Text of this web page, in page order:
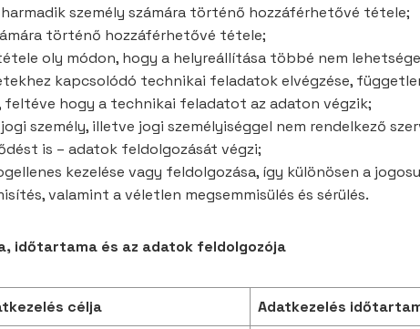
személy számára történő hozzáférhetővé tétele;
történő hozzáférhetővé tétele;
oly módon, hogy a helyreállítása többé nem
kapcsolódó technikai feladatok elvégzése,
feltéve hogy a technikai feladatot az adaton végzik;
személy, illetve jogi személyiséggel nem rendelkező
is – adatok feldolgozását végzi;
kezelése vagy feldolgozása, így különösen a
valamint a véletlen megsemmisülés és sérülés.
időtartama és az adatok feldolgozója
célja Adatkezelés